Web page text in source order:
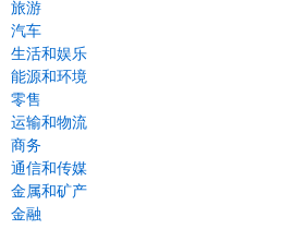
旅游
汽车
生活和娱乐
能源和环境
零售
运输和物流
商务
通信和传媒
金属和矿产
金融